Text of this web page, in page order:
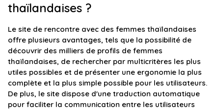
thaïlandaises ?
Le site de rencontre avec des femmes thaïlandaises
offre plusieurs avantages, tels que la possibilité de
découvrir des milliers de profils de femmes
thaïlandaises, de rechercher par multicritères les plus
utiles possibles et de présenter une ergonomie la plus
complète et la plus simple possible pour les utilisateurs.
De plus, le site dispose d'une traduction automatique
pour faciliter la communication entre les utilisateurs